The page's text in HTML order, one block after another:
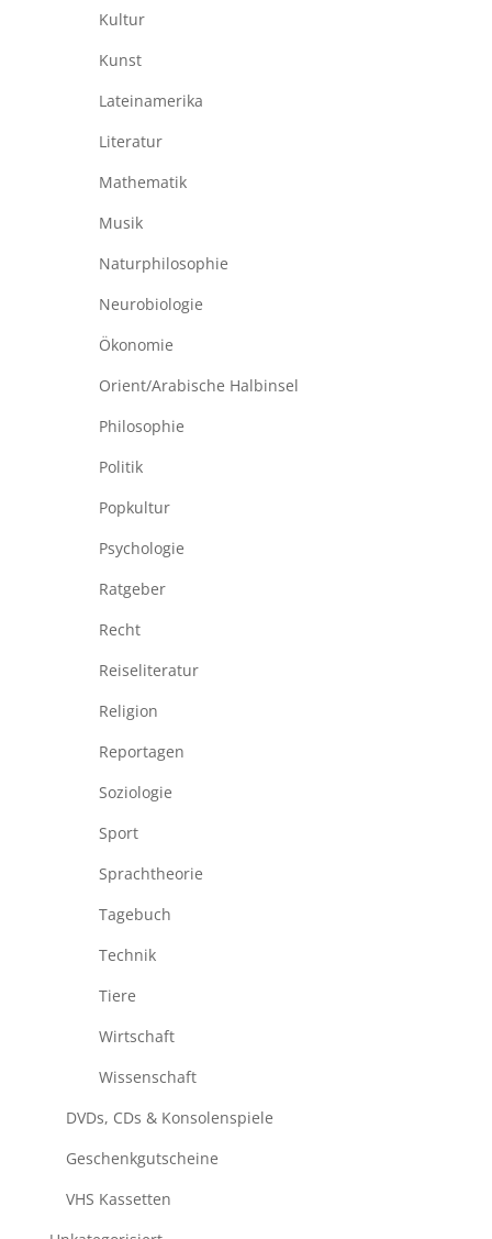
Kultur
Kunst
Lateinamerika
Literatur
Mathematik
Musik
Naturphilosophie
Neurobiologie
Ökonomie
Orient/Arabische Halbinsel
Philosophie
Politik
Popkultur
Psychologie
Ratgeber
Recht
Reiseliteratur
Religion
Reportagen
Soziologie
Sport
Sprachtheorie
Tagebuch
Technik
Tiere
Wirtschaft
Wissenschaft
DVDs, CDs & Konsolenspiele
Geschenkgutscheine
VHS Kassetten